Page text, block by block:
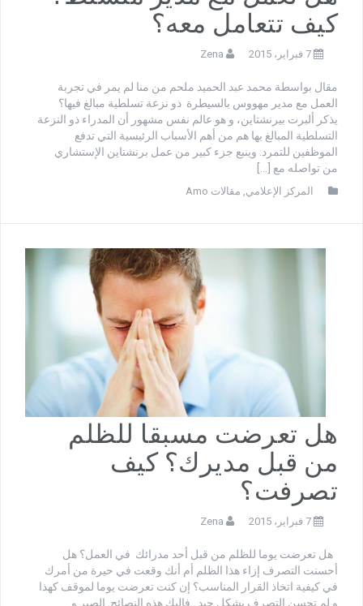
كيف تتعامل معه؟
7 فبراير، 2015 Zena
مقال بواسطة محمد عبد الحميد ملحم من منا لم يمر في تجربة
العمل مع مدير مهووس بالسيطرة ذو نزعة تسلطية مبالغ فيها؟
يذكر ألبرت بيرنشتاين، و هو عالم نفس مشهور أن المدراء ذو النزعة
التسلطية المبالغ بها هم من أهم الأسباب الرئيسية التي تدفع
الموظفين للتمرد. وينبع جزء كبير من عمل برنشتاين الإستشاري
من تواصله مع […]
المركز الإعلامي , مقالات Amo
هل تعرضت مسبقا للظلم
من قبل مديرك؟ كيف
تصرفت؟
7 فبراير، 2015 Zena
هل تعرضت يوما للظلم من قبل أحد مدرائك في العمل؟ هل
أحسنت التصرف إزاء هذا الظلم أم أنك وقعت في حيرة من أمرك
في كيفية اتخاذ القرار المناسب؟ إن كنت تعرضت يوما لموقف كهذا
و لم تحسن التصرف بشكل جيد ..فإليك هذه النصائح. الصبر و